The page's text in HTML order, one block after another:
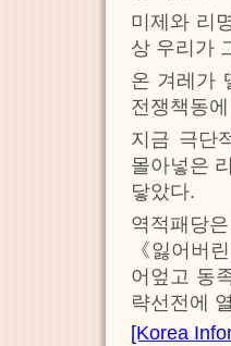
미제와 리
상 우리가
온 겨레가
전쟁책동
지금 극단
몰아넣은
닿았다.
역적패당
《잃어버
어엎고 동
략선전에
[Korea